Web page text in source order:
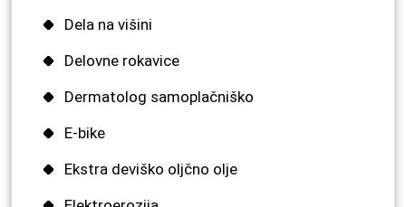
Dela na višini
Delovne rokavice
Dermatolog samoplačniško
E-bike
Ekstra deviško oljčno olje